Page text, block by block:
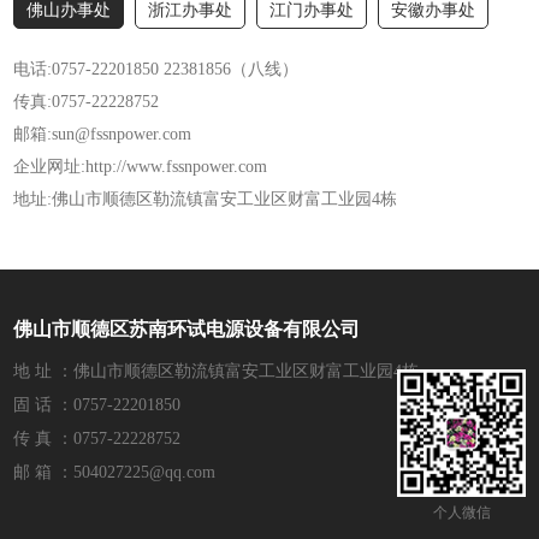
佛山办事处 浙江办事处 江门办事处 安徽办事处
电话:0757-22201850 22381856 （八线）
传真:0757-22228752
邮箱:sun@fssnpower.com
企业网址:http://www.fssnpower.com
地址:佛山市顺德区勒流镇富安工业区财富工业园4栋
佛山市顺德区苏南环试电源设备有限公司
地 址 ：佛山市顺德区勒流镇富安工业区财富工业园4栋
固 话 ：0757-22201850
传 真 ：0757-22228752
邮 箱 ：504027225@qq.com
个人微信